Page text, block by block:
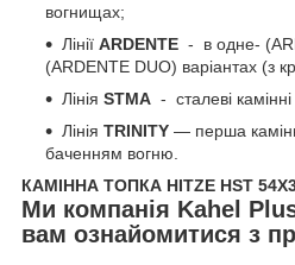
вогнищах;
Лінії ARDENTE - в одне-
(ARDENTE DUO) варіантах (з
Лінія STMA - сталеві
Лінія TRINITY — перша
баченням вогню.
КАМІННА ТОПКА HITZE HST
Ми компанія Kahel
вам ознайомитися з